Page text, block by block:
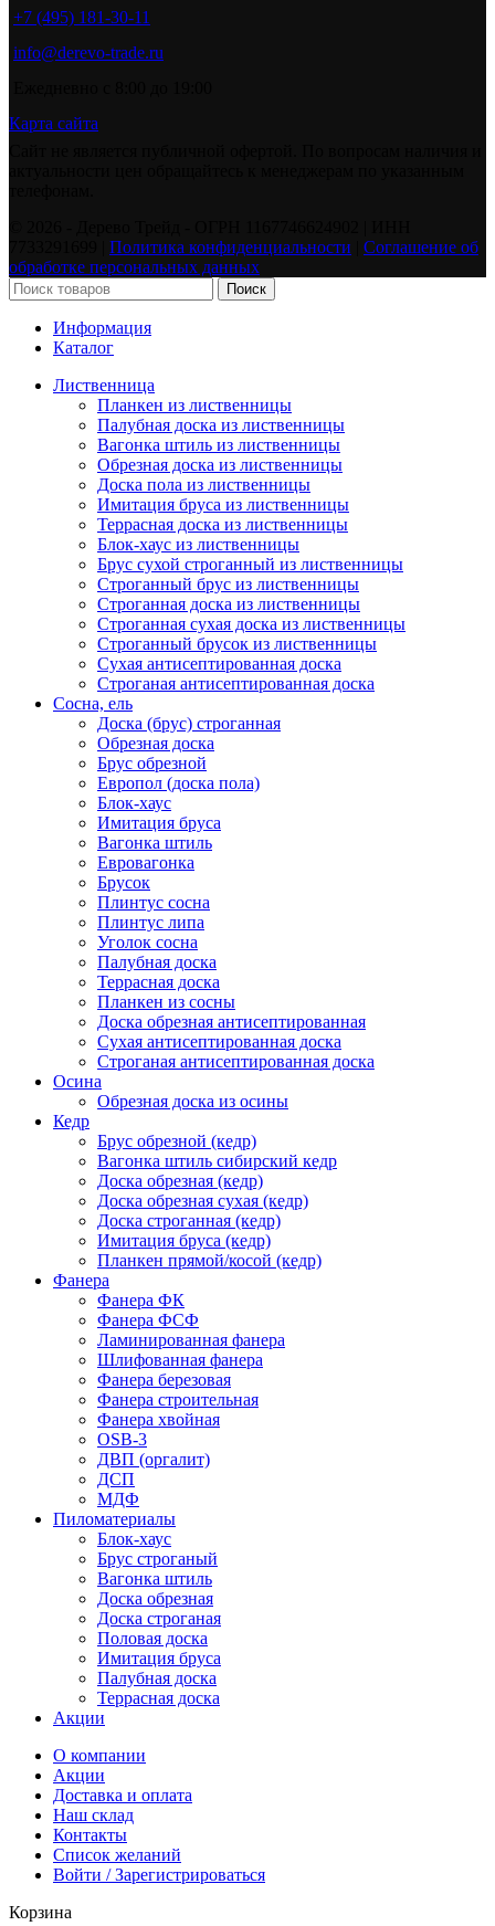
+7 (495) 181-30-11
info@derevo-trade.ru
Карта сайта
Политика конфиденциальности
Соглашение об
обработке персональных данных
Поиск
Информация
Каталог
Лиственница
Планкен из лиственницы
Палубная доска из лиственницы
Вагонка штиль из лиственницы
Обрезная доска из лиственницы
Доска пола из лиственницы
Имитация бруса из лиственницы
Террасная доска из лиственницы
Блок-хаус из лиственницы
Брус сухой строганный из лиственницы
Строганный брус из лиственницы
Строганная доска из лиственницы
Строганная сухая доска из лиственницы
Строганный брусок из лиственницы
Сухая антисептированная доска
Строганая антисептированная доска
Сосна, ель
Доска (брус) строганная
Обрезная доска
Брус обрезной
Европол (доска пола)
Блок-хаус
Имитация бруса
Вагонка штиль
Евровагонка
Брусок
Плинтус сосна
Плинтус липа
Уголок сосна
Палубная доска
Террасная доска
Планкен из сосны
Доска обрезная антисептированная
Сухая антисептированная доска
Строганая антисептированная доска
Осина
Обрезная доска из осины
Кедр
Брус обрезной (кедр)
Вагонка штиль сибирский кедр
Доска обрезная (кедр)
Доска обрезная сухая (кедр)
Доска строганная (кедр)
Имитация бруса (кедр)
Планкен прямой/косой (кедр)
Фанера
Фанера ФК
Фанера ФСФ
Ламинированная фанера
Шлифованная фанера
Фанера березовая
Фанера строительная
Фанера хвойная
OSB-3
ДВП (оргалит)
ДСП
МДФ
Пиломатериалы
Блок-хаус
Брус строганый
Вагонка штиль
Доска обрезная
Доска строганая
Половая доска
Имитация бруса
Палубная доска
Террасная доска
Акции
О компании
Акции
Доставка и оплата
Наш склад
Контакты
Список желаний
Войти / Зарегистрироваться
Корзина